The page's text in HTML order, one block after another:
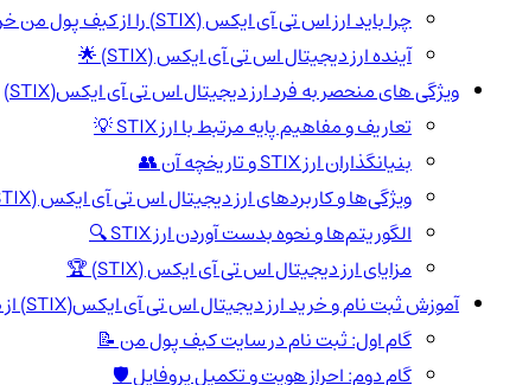
چرا باید ارز اس تی آی ایکس (STIX) را از کیف پول من خریداری کنید؟ 💼
آینده ارز دیجیتال اس تی آی ایکس (STIX) 🌟
ویژگی های منحصر به فرد ارز دیجیتال اس تی آی ایکس(STIX)
تعاریف و مفاهیم پایه مرتبط با ارز STIX 💡
بنیانگذاران ارز STIX و تاریخچه آن 👥
ویژگی‌ها و کاربردهای ارز دیجیتال اس تی آی ایکس (STIX) 💼
الگوریتم‌ها و نحوه بدست آوردن ارز STIX 🔍
مزایای ارز دیجیتال اس تی آی ایکس (STIX) 🏆
آموزش ثبت نام و خرید ارز دیجیتال اس تی آی ایکس(STIX) از صرافی کیف پول من 🚀
گام اول: ثبت نام در سایت کیف پول من 📝
گام دوم: احراز هویت و تکمیل پروفایل 🛡️